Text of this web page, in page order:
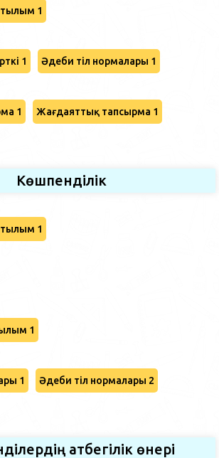
1
1 Әдеби тіл нормалары 1
1 Жағдаяттық тапсырма 1
Көшпенділік
1
1
1 Әдеби тіл нормалары 2
атбегілік өнері